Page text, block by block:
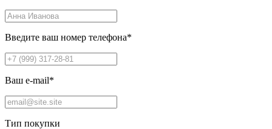
Введите ваш номер телефона*
Ваш e-mail*
Тип покупки